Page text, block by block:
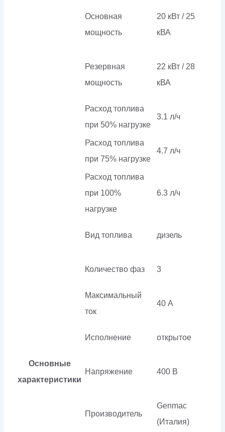
Основные
характеристики
Основная
мощность
20 кВт / 25
кВА
Резервная
мощность
22 кВт / 28
кВА
Расход топлива
при 50% нагрузке
3.1 л/ч
Расход топлива
при 75% нагрузке
4.7 л/ч
Расход топлива
при 100%
нагрузке
6.3 л/ч
Вид топлива дизель
Количество фаз 3
Максимальный
ток
40 А
Исполнение открытое
Напряжение 400 В
Производитель
Genmac
(Италия)